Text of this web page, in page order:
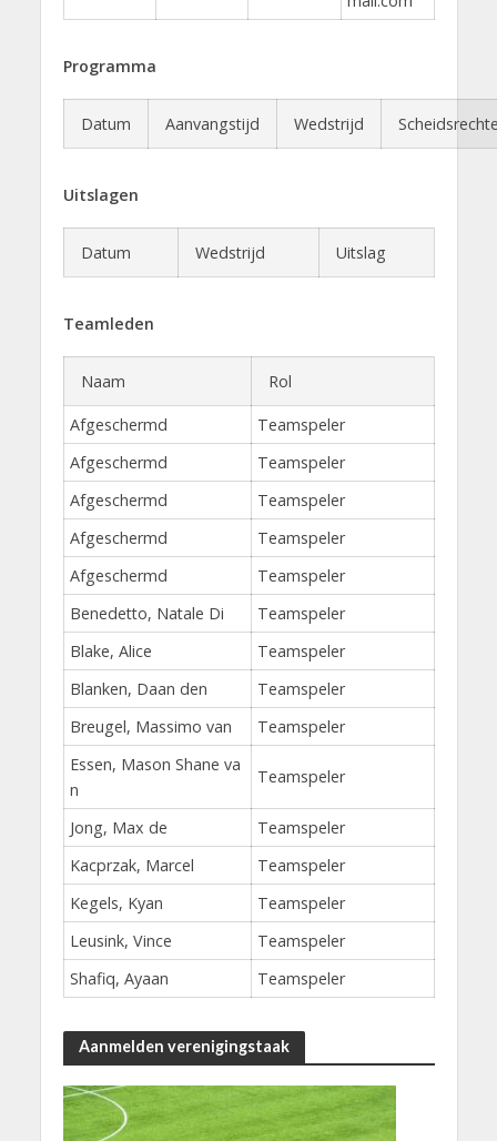
Programma
Datum Aanvangstijd Wedstrijd
Uitslagen
Datum Wedstrijd Uitslag
Teamleden
Naam Rol
Afgeschermd
Teamspeler
Afgeschermd
Teamspeler
Afgeschermd
Teamspeler
Afgeschermd
Teamspeler
Afgeschermd
Teamspeler
Benedetto, Natale Di
Teamspeler
Blake, Alice
Teamspeler
Blanken, Daan den
Teamspeler
Breugel, Massimo van
Teamspeler
Essen, Mason Shane va
n
Teamspeler
Jong, Max de
Teamspeler
Kacprzak, Marcel
Teamspeler
Kegels, Kyan
Teamspeler
Leusink, Vince
Teamspeler
Shafiq, Ayaan
Teamspeler
Aanmelden verenigingstaak